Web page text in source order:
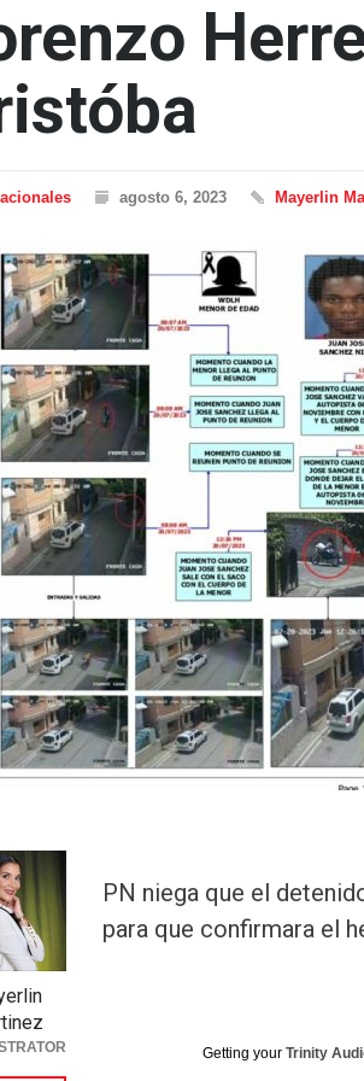
agosto 6, 2023 Mayerlin
PN niega que el
para que confirmara el
Getting your Trinity